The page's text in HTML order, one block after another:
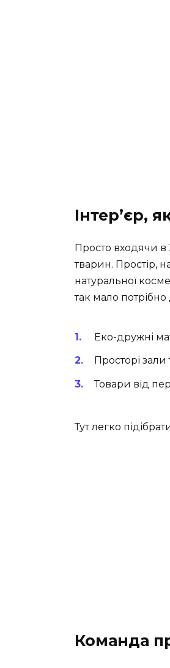
Інтер’єр,
Просто входячи в
тварин. Простір,
натуральної
так мало
Еко-дружні
Просторі зали
Товари від
Тут легко
Команда